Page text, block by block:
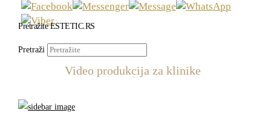
Pretražite ESTETIC.RS
Pretraži
Video produkcija za klinike